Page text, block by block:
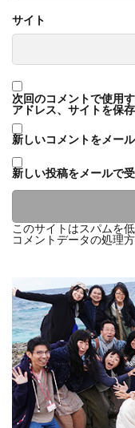
サイト
次回のコメントで使用
アドレス、サイトを保存
新しいコメントをメー
新しい投稿をメールで
このサイトはスパムを
コメントデータの処理